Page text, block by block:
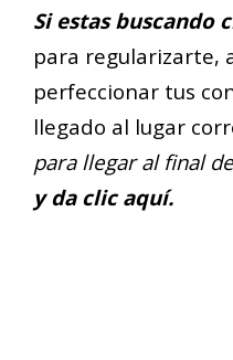
Si estas buscando
para regularizarte,
perfeccionar tus
llegado al lugar
para llegar al final
y da clic aquí.